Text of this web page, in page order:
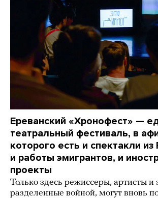
Ереванский «Хронофест» —
театральный фестиваль, в
которого есть и спектакли из
и работы эмигрантов, и
проекты
Только здесь режиссеры, артисты и
разделенные войной, могут вновь